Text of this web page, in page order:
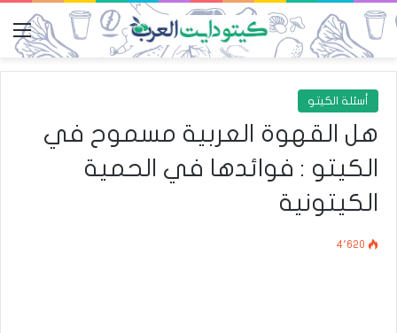
أسئلة الكيتو
هل القهوة العربية مسموح في
الكيتو : فوائدها في الحمية
الكيتونية
4٬620